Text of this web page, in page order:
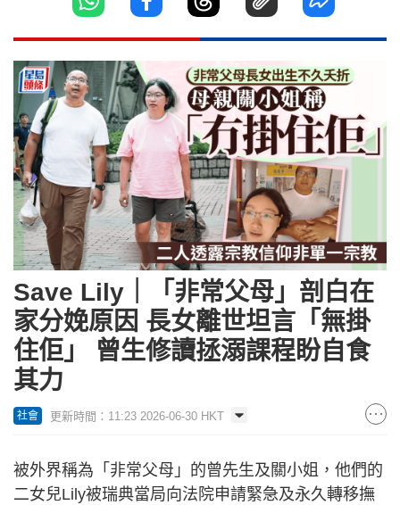
Save Lily｜「非常父母」剖白在
家分娩原因 長女離世坦言「無掛
住佢」 曾生修讀拯溺課程盼自食
其力
社會 更新時間：11:23 2026-06-30 HKT
被外界稱為「非常父母」的曾先生及關小姐，他們的
二女兒Lily被瑞典當局向法院申請緊急及永久轉移撫